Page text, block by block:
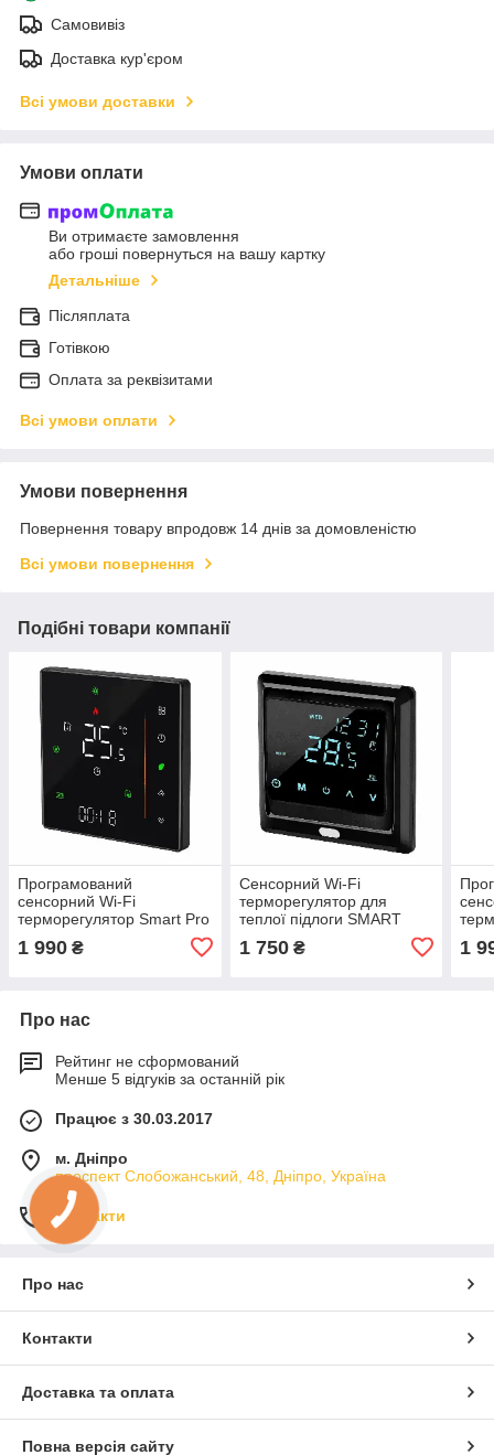
Самовивіз
Доставка кур'єром
Всі умови доставки
Умови оплати
Ви отримаєте замовлення
або гроші повернуться на вашу картку
Детальніше
Післяплата
Готівкою
Оплата за реквізитами
Всі умови оплати
Умови повернення
Повернення товару впродовж 14 днів за домовленістю
Всі умови повернення
Подібні товари компанії
Програмований
сенсорний Wi-Fi
терморегулятор Smart Pro
1 990 ₴
Сенсорний Wi-Fi
терморегулятор для
теплої підлоги SMART
1 750₴ 1
Про нас
Рейтинг не сформований
Менше 5 відгуків за останній рік
Працює з 30.03.2017
м. Дніпро
проспект Слобожанський, 48, Дніпро, Україна
Контакти
Про нас
Контакти
Доставка та оплата
Повна версія сайту